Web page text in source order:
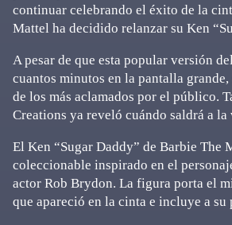
continuar celebrando el éxito de la
Mattel ha decidido relanzar su Ken
A pesar de que esta popular versión
cuantos minutos en la pantalla
de los más aclamados por el público.
Creations ya reveló cuándo saldrá a la
El Ken “Sugar Daddy” de Barbie The
coleccionable inspirado en el
actor Rob Brydon. La figura porta el
que apareció en la cinta e incluye a su